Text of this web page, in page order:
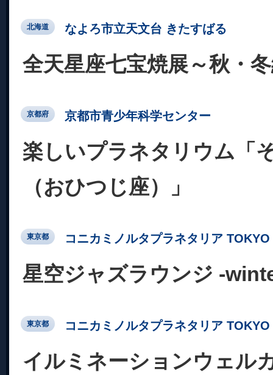
北海道 なよろ市立天文台 きたすばる
全天星座七宝焼展～秋・
京都府 京都市青少年科学センター
楽しいプラネタリウム「
（おひつじ座）」
東京都 コニカミノルタプラネタリア TOKYO
星空ジャズラウンジ -
東京都 コニカミノルタプラネタリア TOKYO
イルミネーションウェル